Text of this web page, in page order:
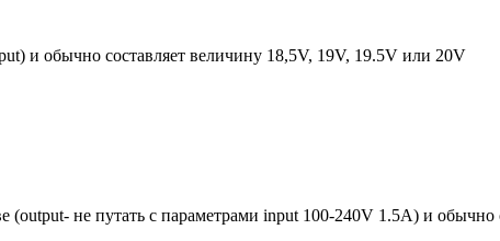
и обычно составляет величину 18,5V, 19V, 19.5V или 20V
(output- не путать с параметрами input 100-240V 1.5A) и